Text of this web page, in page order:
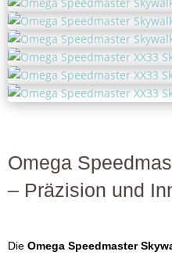
Omega
– Präzision und
Die Omega Speedmaster